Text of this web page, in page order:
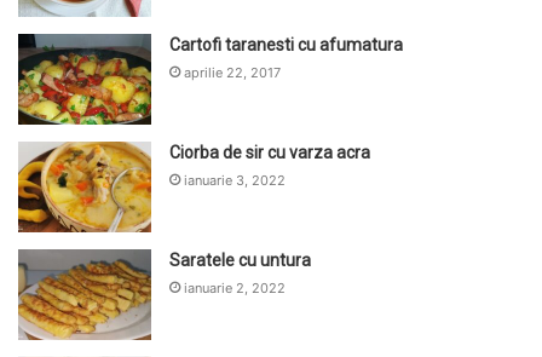
Cartofi taranesti cu afumatura
aprilie 22, 2017
Ciorba de sir cu varza acra
ianuarie 3, 2022
Saratele cu untura
ianuarie 2, 2022